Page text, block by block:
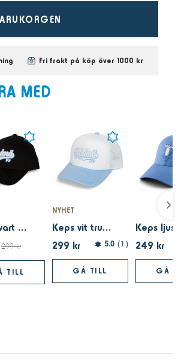
Fri frakt på köp över 1000 kr
MED
Keps svart Malmö FF
299 kr
TILL
NYHET
Keps vit trucker Malmö FF
299 kr
5.0 1
GÅ TILL
249 kr
GÅ